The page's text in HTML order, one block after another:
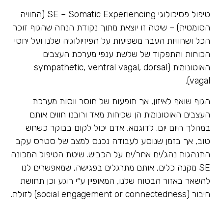
טיפול פסיכולוגי SE – Somatic Experiencing (החוויה
הסומטית) – שיטה זו יוצאת מתוך נקודת הנחה שהגוף זוכר
הכל ושחוויות העבר משפיעות על הפיזיולוגיה שלנו ועל יחסי
הכוחות והתפקוד של שלשת ענפי מערכת העצבים
האוטונומית (sympathetic, ventral vagal, dorsal
vagal).
הגוף שואף לאיזון, אך תופעות של חוסר ווסות מערכת
העצבים האוטונומית הן שכיחות מאד ורובנו חווים אותם
במהלך היום יום. לדוגמא, אדם יכול לקום בבוקר כשחש
טוב, אך בזמן שנוסע לעבודה נכנס למצב של סטרס עקב
התנהגות נהג/ים אחר/ים על הכביש. שיטת הטיפול המכונה
SE מקנה כלים, אותם מתרגלים בפגישה, שמאפשרים לנו
להשאר באזור הבטוח שלנו, המאופיין ע״י רוגע וכן תחושת
חיבור (social engagement or connectedness) לזולת.